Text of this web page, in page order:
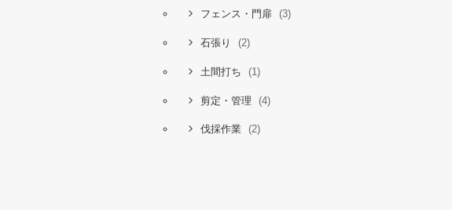
フェンス・門扉 (3)
石張り (2)
土間打ち (1)
剪定・管理 (4)
伐採作業 (2)